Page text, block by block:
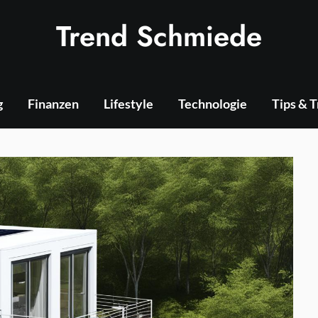
Trend Schmiede
Finanzen Lifestyle Technologie Tips &